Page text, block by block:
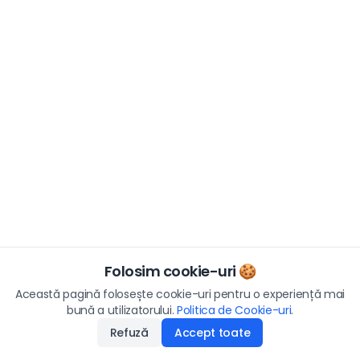
Folosim cookie-uri 🍪
Această pagină folosește cookie-uri pentru o experiență mai
bună a utilizatorului. Politica de Cookie-uri.
Refuză
Accept toate